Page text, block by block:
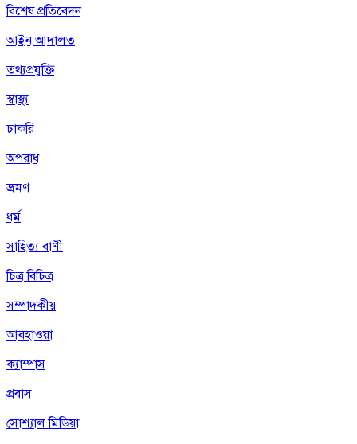
বিশেষ প্রতিবেদন
আইন আদালত
তথ্যপ্রযুক্তি
স্বাস্থ্য
চাকরি
অপরাধ
ভ্রমণ
ধর্ম
সাহিত্য বাণী
চিত্র বিচিত্র
সম্পাদকীয়
আবহাওয়া
ক্যাম্পাস
প্রবাস
সোশ্যাল মিডিয়া